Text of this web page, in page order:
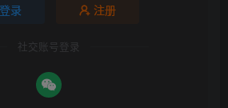
登录 注册
社交账号登录